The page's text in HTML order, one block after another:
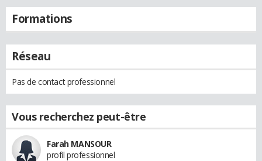
Formations
Réseau
Pas de contact professionnel
Vous recherchez peut-être
Farah MANSOUR
profil professionnel